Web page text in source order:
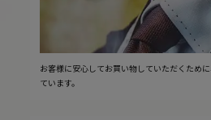
お客様に安心してお買い物していただくため
ています。